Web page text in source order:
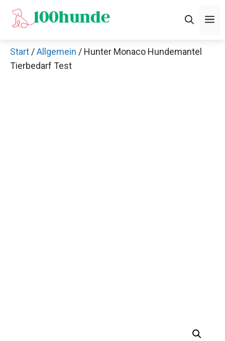
Zum
Inhalt
Start /Allgemein / Hunter Monaco Hundemantel
Tierbedarf Test